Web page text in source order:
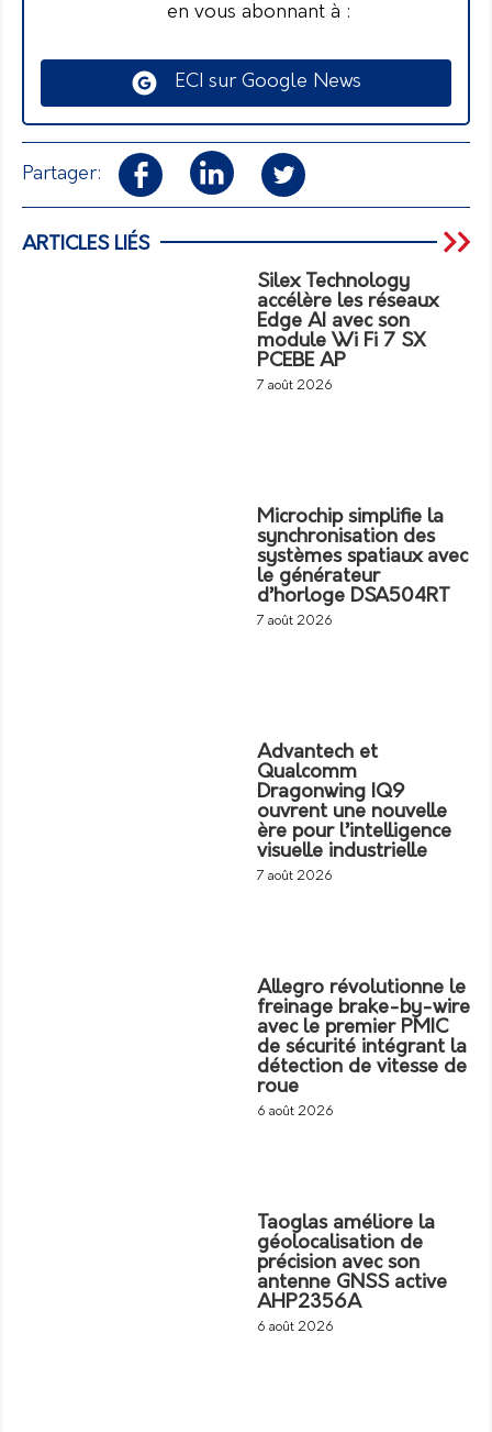
en vous abonnant à :
ECI sur Google News
Partager:
ARTICLES LIÉS
Silex Technology
accélère les réseaux
Edge AI avec son
module Wi Fi 7 SX
PCEBE AP
7 août 2026
Microchip simplifie la
synchronisation des
systèmes spatiaux avec
le générateur
d’horloge DSA504RT
7 août 2026
Advantech et
Qualcomm
Dragonwing IQ9
ouvrent une nouvelle
ère pour l’intelligence
visuelle industrielle
7 août 2026
Allegro révolutionne le
freinage brake-by-wire
avec le premier PMIC
de sécurité intégrant la
détection de vitesse de
roue
6 août 2026
Taoglas améliore la
géolocalisation de
précision avec son
antenne GNSS active
AHP2356A
6 août 2026